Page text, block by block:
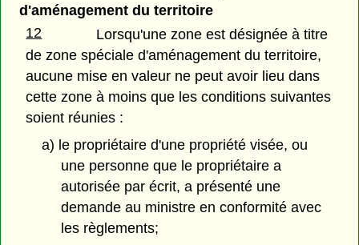
d'aménagement du territoire
12
Lorsqu'une zone est désignée à titre
de zone spéciale d'aménagement du territoire,
aucune mise en valeur ne peut avoir lieu dans
cette zone à moins que les conditions suivantes
soient réunies :
a) le propriétaire d'une propriété visée, ou
une personne que le propriétaire a
autorisée par écrit, a présenté une
demande au ministre en conformité avec
les règlements;